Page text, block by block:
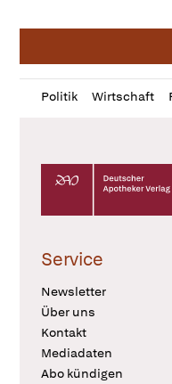
Politik Wirtschaft
Profil
öffnen
Daz
Pur
Deutscher
Service
Newsletter
Über uns
Kontakt
Mediadaten
Abo kündigen